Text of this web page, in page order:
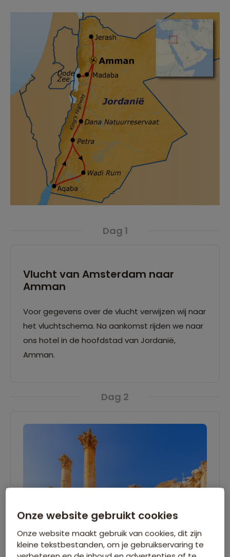
Dag 1
Vlucht van Amsterdam naar
Amman
Voor gegevens over de vlucht verwijzen wij naar
het vluchtschema. Na aankomst rijden we naar
ons hotel in de hoofdstad van Jordanië,
Amman.
Dag 2
Onze website gebruikt cookies
Onze website maakt gebruik van cookies, dit zijn
kleine tekstbestanden, om je gebruikservaring te